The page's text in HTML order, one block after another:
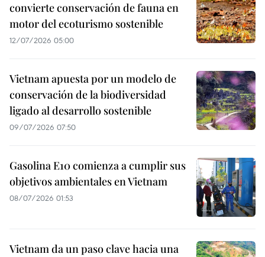
convierte conservación de fauna en
motor del ecoturismo sostenible
12/07/2026 05:00
Vietnam apuesta por un modelo de
conservación de la biodiversidad
ligado al desarrollo sostenible
09/07/2026 07:50
Gasolina E10 comienza a cumplir sus
objetivos ambientales en Vietnam
08/07/2026 01:53
Vietnam da un paso clave hacia una